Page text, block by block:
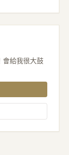
會給我很大鼓